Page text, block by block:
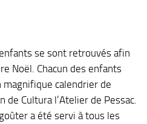
se sont retrouvés afin
Noël. Chacun des enfants
magnifique calendrier de
de Cultura l’Atelier de Pessac.
a été servi à tous les